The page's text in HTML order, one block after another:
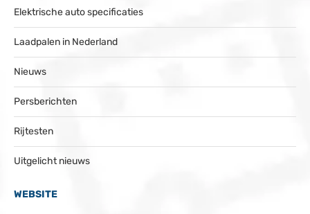
Elektrische auto specificaties
Laadpalen in Nederland
Nieuws
Persberichten
Rijtesten
Uitgelicht nieuws
WEBSITE